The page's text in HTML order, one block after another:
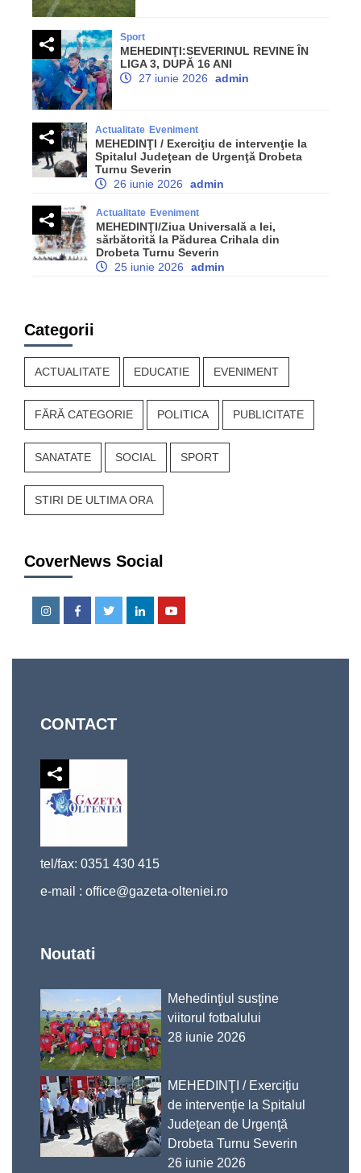
Sport
MEHEDINŢI:SEVERINUL REVINE ÎN
LIGA 3, DUPĂ 16 ANI
27 iunie 2026
admin
Actualitate Eveniment
MEHEDINŢI / Exerciţiu de intervenţie la
Spitalul Judeţean de Urgenţă Drobeta
Turnu Severin
26 iunie 2026
admin
Actualitate Eveniment
MEHEDINŢI/Ziua Universală a Iei,
sărbătorită la Pădurea Crihala din
Drobeta Turnu Severin
25 iunie 2026
admin
Categorii
ACTUALITATE EDUCATIE EVENIMENT
FĂRĂ CATEGORIE POLITICA PUBLICITATE
SANATATE SOCIAL SPORT
STIRI DE ULTIMA ORA
CoverNews Social
InstagramFacebookTwitterLinkedin
CONTACT
tel/fax: 0351 430 415
e-mail : office@gazeta-olteniei.ro
Noutati
Mehedinţiul susţine
viitorul fotbalului
28 iunie 2026
MEHEDINŢI / Exerciţiu
de intervenţie la Spitalul
Judeţean de Urgenţă
Drobeta Turnu Severin
26 iunie 2026